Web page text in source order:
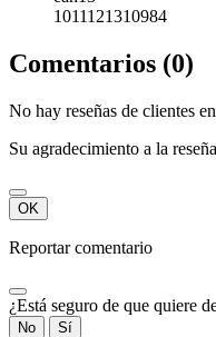
1011121310984
Comentarios (0)
No hay reseñas de clientes
Su agradecimiento a la
OK
Reportar comentario
¿Está seguro de que quiere
No Sí